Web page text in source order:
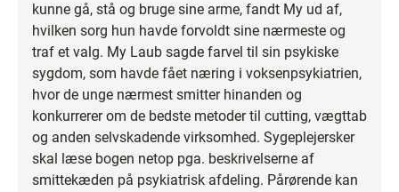
kunne gå, stå og bruge sine arme, fandt My ud af,
hvilken sorg hun havde forvoldt sine nærmeste og
traf et valg. My Laub sagde farvel til sin psykiske
sygdom, som havde fået næring i voksenpsykiatrien,
hvor de unge nærmest smitter hinanden og
konkurrerer om de bedste metoder til cutting, vægttab
og anden selvskadende virksomhed. Sygeplejersker
skal læse bogen netop pga. beskrivelserne af
smittekæden på psykiatrisk afdeling. Pårørende kan